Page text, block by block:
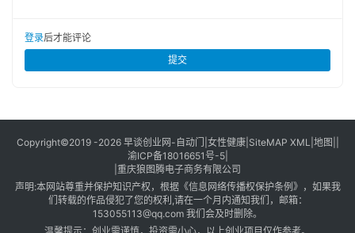
登录后才能评论
提交
Copyright©2019 -2026 早谈创业网 - 自动门 女性健康| SiteMAP XML 地图
渝ICP备18016651号-5|
重庆狼图腾电子商务有限公司
声明:本网站尊重并保护知识产权，根据《信息网络传播权保护条例》，如果我
们转载的作品侵犯了您的权利,请在一个月内通知我们，邮箱：
153055113@qq.com 我们会及时删除。